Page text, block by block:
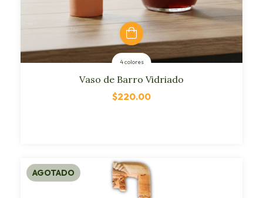
4 colores
Vaso de Barro Vidriado
$220.00
AGOTADO